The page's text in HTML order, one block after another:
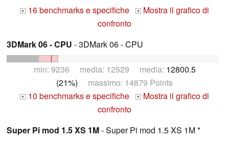
+ 16 benchmarks e specifiche +
Mostra il grafico di
confronto
3DMark 06 - CPU - 3DMark 06 - CPU
min: 9236 media: 12529 media: 12800.5
(21%) massimo: 14879 Points
+ 10 benchmarks e specifiche +
Mostra il grafico di
confronto
Super Pi mod 1.5 XS 1M- Super Pi mod 1.5 XS 1M *